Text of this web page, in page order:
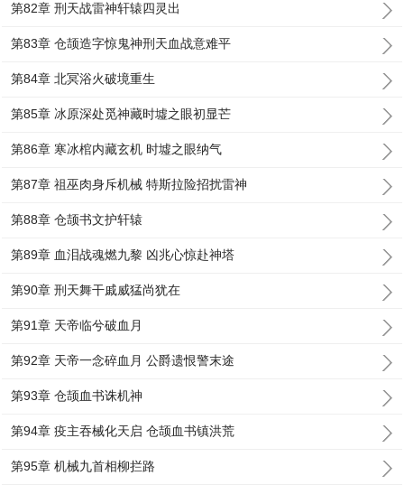
第82章 刑天战雷神轩辕四灵出
第83章 仓颉造字惊鬼神刑天血战意难平
第84章 北冥浴火破境重生
第85章 冰原深处觅神藏时墟之眼初显芒
第86章 寒冰棺内藏玄机 时墟之眼纳气
第87章 祖巫肉身斥机械 特斯拉险招扰雷神
第88章 仓颉书文护轩辕
第89章 血泪战魂燃九黎 凶兆心惊赴神塔
第90章 刑天舞干戚威猛尚犹在
第91章 天帝临兮破血月
第92章 天帝一念碎血月 公爵遗恨警末途
第93章 仓颉血书诛机神
第94章 疫主吞械化天启 仓颉血书镇洪荒
第95章 机械九首相柳拦路